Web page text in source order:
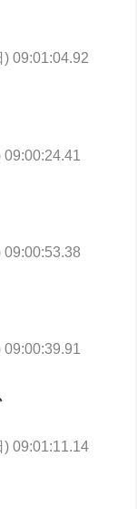
09:01:04.92
09:00:24.41
09:00:53.38
09:00:39.91
) 09:01:11.14